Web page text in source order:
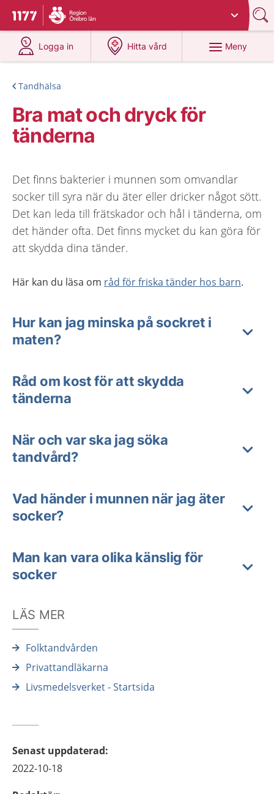
Till startsidan för 1177
Du har valt region
Logga in
på 1177.se
Hitta vård
på 1177.se
Meny
Tandhälsa
Bra mat och dryck för
tänderna
Det finns bakterier i munnen som omvandlar
socker till syra när du äter eller dricker något sött.
Det kan leda till frätskador och hål i tänderna, om
det händer ofta. Det finns mycket du kan göra för
att skydda dina tänder.
Här kan du läsa om råd för friska tänder hos barn.
Hur kan jag minska på sockret i
maten?
Råd om kost för att skydda
tänderna
När och var ska jag söka
tandvård?
Vad händer i munnen när jag äter
socker?
Man kan vara olika känslig för
socker
LÄS MER
Folktandvården
Privattandläkarna
Livsmedelsverket - Startsida
Senast uppdaterad:
2022-10-18